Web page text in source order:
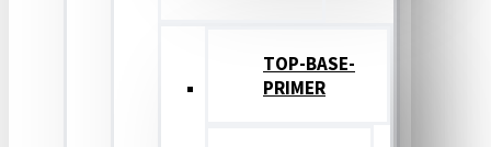
TOP-BASE-
PRIMER